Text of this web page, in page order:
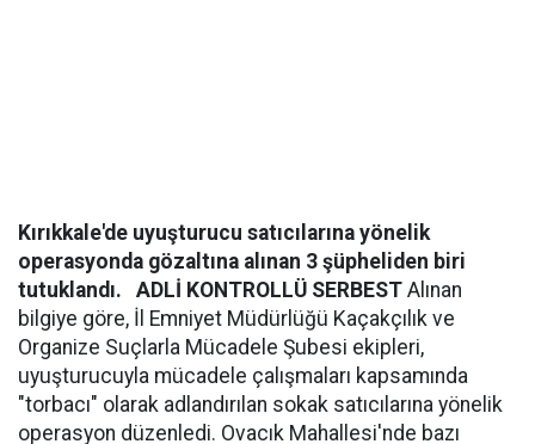
Kırıkkale'de uyuşturucu satıcılarına yönelik
operasyonda gözaltına alınan 3 şüpheliden biri
tutuklandı.
ADLİ KONTROLLÜ SERBEST Alınan
bilgiye göre, İl Emniyet Müdürlüğü Kaçakçılık ve
Organize Suçlarla Mücadele Şubesi ekipleri,
uyuşturucuyla mücadele çalışmaları kapsamında
"torbacı" olarak adlandırılan sokak satıcılarına yönelik
operasyon düzenledi. Ovacık Mahallesi'nde bazı